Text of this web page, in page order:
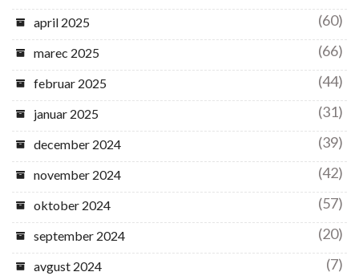
april 2025 (60)
marec 2025 (66)
februar 2025 (44)
januar 2025 (31)
december 2024 (39)
november 2024 (42)
oktober 2024 (57)
september 2024 (20)
avgust 2024 (7)